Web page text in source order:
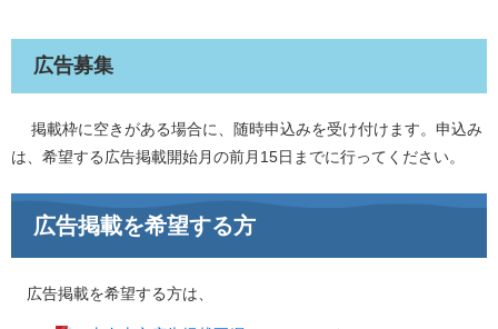
広告募集
掲載枠に空きがある場合に、随時申込みを受け付けます。申込み
は、希望する広告掲載開始月の前月15日までに行ってください。
広告掲載を希望する方
広告掲載を希望する方は、